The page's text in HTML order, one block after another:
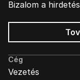
Bizalom a
Cég
Vezetés